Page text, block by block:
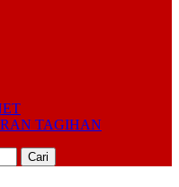
TAGIHAN